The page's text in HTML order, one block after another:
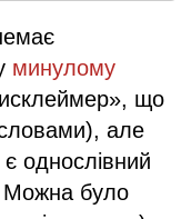
минулому
що
але
однослівний
Можна було